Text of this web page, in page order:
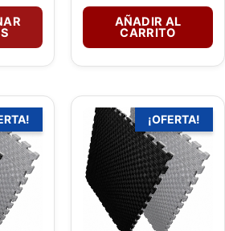
AÑADIR AL
CARRITO
El
precio
actual
es:
$138.700=.
¡OFERTA!
El
precio
original
era:
$198.400=.
El
es: